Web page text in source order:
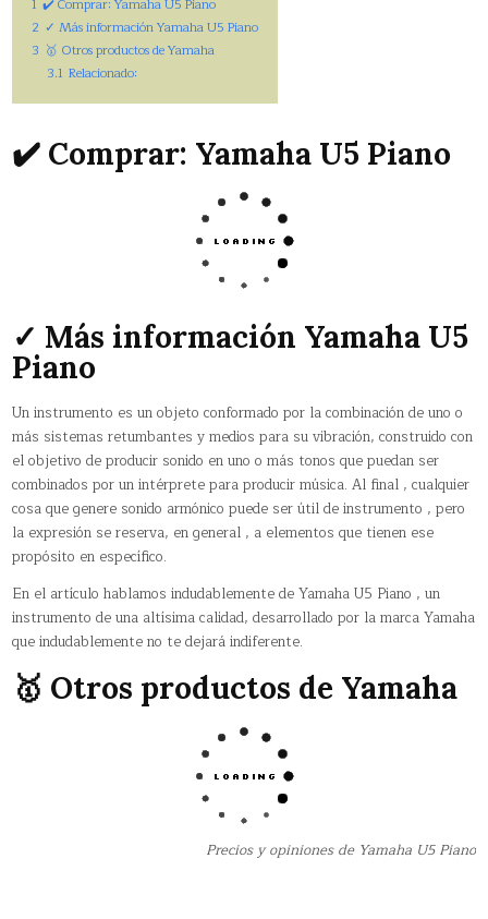
1 ✔️ Comprar: Yamaha U5 Piano
2 ✓ Más información Yamaha U5 Piano
3 🥇 Otros productos de Yamaha
3.1 Relacionado:
✔️ Comprar: Yamaha U5 Piano
✓ Más información Yamaha U5
Piano
Un instrumento es un objeto conformado por la combinación de uno o
más sistemas retumbantes y medios para su vibración, construido con
el objetivo de producir sonido en uno o más tonos que puedan ser
combinados por un intérprete para producir música. Al final , cualquier
cosa que genere sonido armónico puede ser útil de instrumento , pero
la expresión se reserva, en general , a elementos que tienen ese
propósito en específico.
En el artículo hablamos indudablemente de Yamaha U5 Piano , un
instrumento de una altísima calidad, desarrollado por la marca Yamaha
que indudablemente no te dejará indiferente.
🥇 Otros productos de Yamaha
Precios y opiniones de Yamaha U5 Piano